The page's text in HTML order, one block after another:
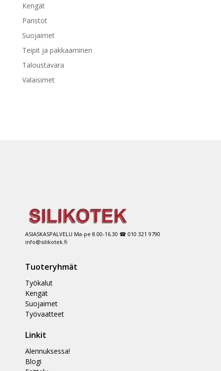
Kengät
Paristot
Suojaimet
Teipit ja pakkaaminen
Taloustavara
Valaisimet
ASIASKASPALVELU Ma-pe 8.00-16.30 ☎ 010 321 9790
info@silikotek.fi
Tuoteryhmät
Työkalut
Kengät
Suojaimet
Työvaatteet
Linkit
Alennuksessa!
Blogi